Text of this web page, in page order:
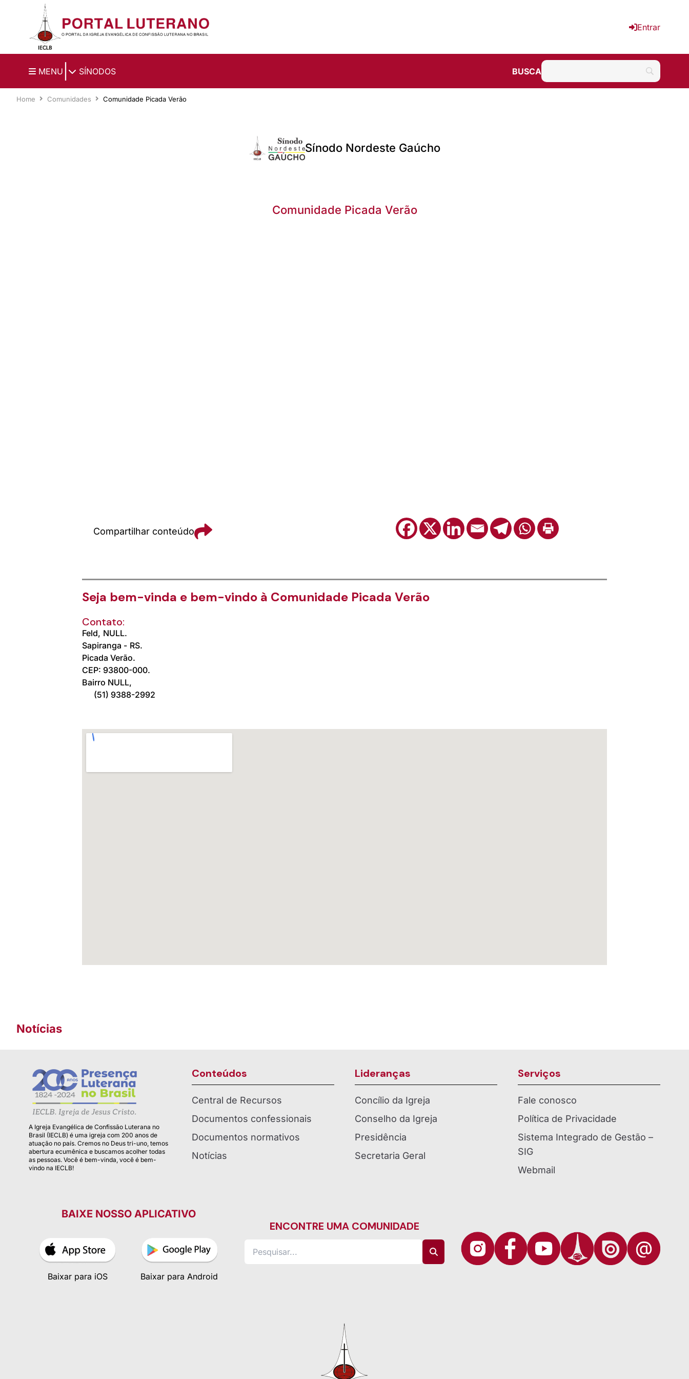
Ir para o conteúdo principal
Entrar
MENU SÍNODOS BUSCA
Home Comunidades Comunidade Picada Verão
Sínodo Nordeste Gaúcho
Comunidade Picada Verão
Compartilhar conteúdo
Seja bem-vinda e bem-vindo à Comunidade Picada Verão
Contato:
Feld, NULL.
Sapiranga - RS.
Picada Verão.
CEP: 93800-000.
Bairro NULL,
(51) 9388-2992
Notícias
A Igreja Evangélica de Confissão Luterana no
Brasil (IECLB) é uma igreja com 200 anos de
atuação no país. Cremos no Deus tri-uno, temos
abertura ecumênica e buscamos acolher todas
as pessoas. Você é bem-vinda, você é bem-
vindo na IECLB!
Conteúdos
Central de Recursos
Documentos confessionais
Documentos normativos
Notícias
Lideranças
Concílio da Igreja
Conselho da Igreja
Presidência
Secretaria Geral
Serviços
Fale conosco
Política de Privacidade
Sistema Integrado de Gestão –
SIG
Webmail
BAIXE NOSSO APLICATIVO
Baixar para iOS Baixar para Android
ENCONTRE UMA COMUNIDADE